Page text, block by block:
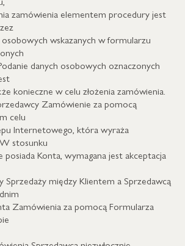
zamówienia elementem procedury jest
wskazanych w formularzu
danych osobowych oznaczonych
konieczne w celu złożenia zamówienia.
Zamówienie za pomocą
celu
Internetowego, która wyraża
stosunku
Konta, wymagana jest akceptacja
między Klientem a Sprzedawcą
Zamówienia za pomocą Formularza